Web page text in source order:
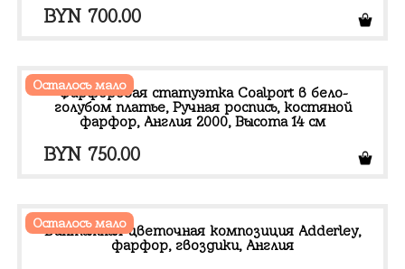
BYN 700.00
Осталось мало
Фарфоровая статуэтка Coalport в бело-
голубом платье, Ручная роспись, костяной
фарфор, Англия 2000, Высота 14 см
BYN 750.00
Осталось мало
Винтажная цветочная композиция Adderley,
фарфор, гвоздики, Англия